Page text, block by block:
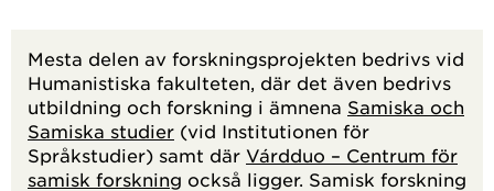
Mesta delen av forskningsprojekten bedrivs vid
Humanistiska fakulteten, där det även ​bedrivs
utbildning och forskning i ämnena Samiska och
Samiska studier (vid Institutionen för
Språkstudier) samt där Várdduo – Centrum för
samisk forskning också ligger. Samisk forskning